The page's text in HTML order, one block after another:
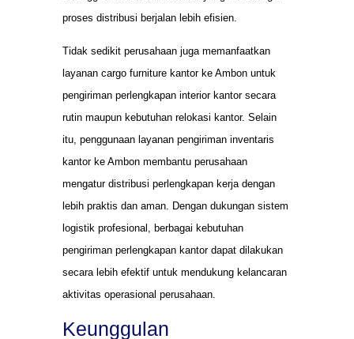
proses distribusi berjalan lebih efisien.
Tidak sedikit perusahaan juga memanfaatkan
layanan cargo furniture kantor ke Ambon untuk
pengiriman perlengkapan interior kantor secara
rutin maupun kebutuhan relokasi kantor. Selain
itu, penggunaan layanan pengiriman inventaris
kantor ke Ambon membantu perusahaan
mengatur distribusi perlengkapan kerja dengan
lebih praktis dan aman. Dengan dukungan sistem
logistik profesional, berbagai kebutuhan
pengiriman perlengkapan kantor dapat dilakukan
secara lebih efektif untuk mendukung kelancaran
aktivitas operasional perusahaan.
Keunggulan